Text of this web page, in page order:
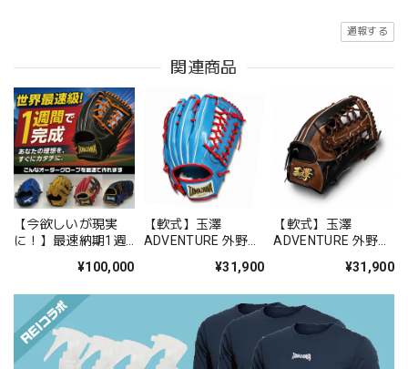
通報する
関連商品
【今欲しいが現実
に！】最速納期1週
¥100,000
【軟式】玉澤
ADVENTURE 外野グ
918AD（本体：サッ
¥31,900
【軟式】玉澤
ADVENTURE 外野グ
（本体：ブラック×D
ック）タマザワ
¥31,900